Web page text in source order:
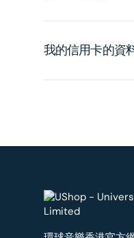
我的信用卡的資